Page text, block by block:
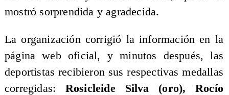
mostró sorprendida y agradecida.
La organización corrigió la información en la
página web oficial, y minutos después, las
deportistas recibieron sus respectivas medallas
corregidas: Rosicleide Silva (oro), Rocío